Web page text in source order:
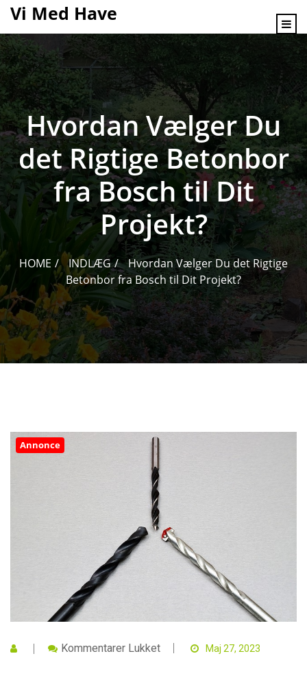
content
Vi Med Have
Hvordan Vælger Du
det Rigtige Betonbor
fra Bosch til Dit
Projekt?
HOME INDLÆG
Hvordan Vælger Du det Rigtige
Betonbor fra Bosch til Dit Projekt?
Annonce
Kommentarer LukketTil
Maj 27, 2023